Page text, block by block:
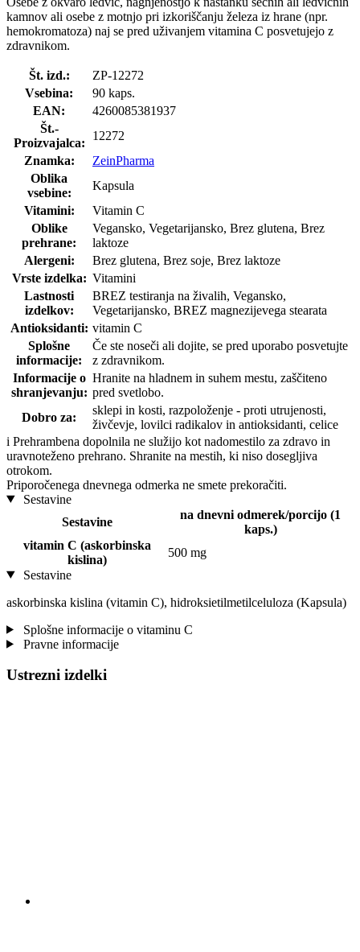
kamnov ali osebe z motnjo pri izkoriščanju železa iz hrane (npr.
hemokromatoza) naj se pred uživanjem vitamina C posvetujejo z
zdravnikom.
Št. izd.:
ZP-12272
Vsebina:
90 kaps.
EAN:
4260085381937
Št.-
Proizvajalca:
12272
Znamka:
ZeinPharma
Oblika
vsebine:
Kapsula
Vitamini:
Vitamin C
Oblike
prehrane:
Vegansko, Vegetarijansko, Brez glutena, Brez
laktoze
Alergeni:
Brez glutena, Brez soje, Brez laktoze
Vrste izdelka: Vitamini
Lastnosti
izdelkov:
BREZ testiranja na živalih, Vegansko,
Vegetarijansko, BREZ magnezijevega stearata
Antioksidanti: vitamin C
Splošne
informacije:
Če ste noseči ali dojite, se pred uporabo posvetujte
z zdravnikom.
Informacije o
shranjevanju:
Hranite na hladnem in suhem mestu, zaščiteno
pred svetlobo.
Dobro za:
sklepi in kosti, razpoloženje - proti utrujenosti,
živčevje, lovilci radikalov in antioksidanti, celice
i Prehrambena dopolnila ne služijo kot nadomestilo za zdravo in
uravnoteženo prehrano. Shranite na mestih, ki niso dosegljiva
otrokom.
Priporočenega dnevnega odmerka ne smete prekoračiti.
Sestavine
Sestavine
na dnevni odmerek/porcijo (1
kaps.)
vitamin C (askorbinska
kislina)
500 mg
Sestavine
askorbinska kislina (vitamin C), hidroksietilmetilceluloza (Kapsula)
Splošne informacije o vitaminu C
Pravne informacije
Ustrezni izdelki